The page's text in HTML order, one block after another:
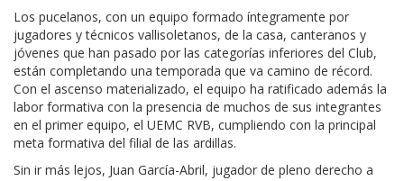
Los pucelanos, con un equipo formado íntegramente por
jugadores y técnicos vallisoletanos, de la casa, canteranos y
jóvenes que han pasado por las categorías inferiores del Club,
están completando una temporada que va camino de récord.
Con el ascenso materializado, el equipo ha ratificado además la
labor formativa con la presencia de muchos de sus integrantes
en el primer equipo, el UEMC RVB, cumpliendo con la principal
meta formativa del filial de las ardillas.
Sin ir más lejos, Juan García-Abril, jugador de pleno derecho a